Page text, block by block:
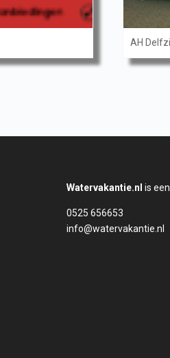
AH
Watervakantie.nl is
0525 656653
info@watervakantie.nl